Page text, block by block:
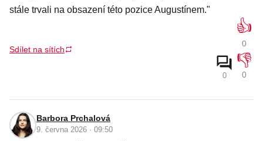
stále trvali na obsazení této pozice Augustínem."
Sdílet na sítích
0
👍
0
👎
0
Barbora Prchalová
9. června 2026 · 09:50